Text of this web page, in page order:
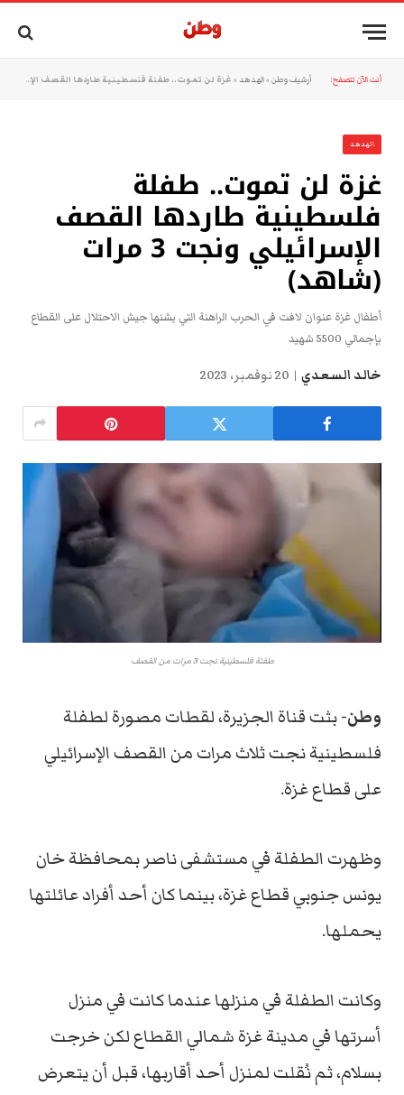
أنت الآن تتصفح: أرشيف وطن »الهدهد » غزة لن تموت.. طفلة فلسطينية طاردها القصف الإسرائيلي ونجت 3 مرات (شاهد)
الهدهد
غزة لن تموت.. طفلة
فلسطينية طاردها القصف
الإسرائيلي ونجت 3 مرات
(شاهد)
أطفال غزة عنوان لافت في الحرب الراهنة التي يشنها جيش الاحتلال على القطاع
بإجمالي 5500 شهيد
خالد السعدي 20 نوفمبر، 2023
طفلة فلسطينية نجت 3 مرات من القصف
وطن-بثت قناة الجزيرة، لقطات مصورة لطفلة
فلسطينية نجت ثلاث مرات من القصف الإسرائيلي
على قطاع غزة.
وظهرت الطفلة في مستشفى ناصر بمحافظة خان
يونس جنوبي قطاع غزة، بينما كان أحد أفراد عائلتها
يحملها.
وكانت الطفلة في منزلها عندما كانت في منزل
أسرتها في مدينة غزة شمالي القطاع لكن خرجت
بسلام، ثم نُقلت لمنزل أحد أقاربها، قبل أن يتعرض